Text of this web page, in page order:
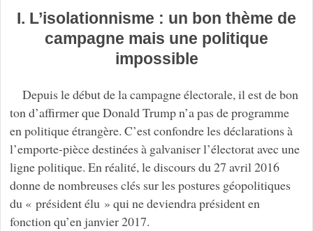
I. L’isolationnisme : un bon thème de
campagne mais une politique
impossible
Depuis le début de la campagne électorale, il est de bon
ton d’affirmer que Donald Trump n’a pas de programme
en politique étrangère. C’est confondre les déclarations à
l’emporte-pièce destinées à galvaniser l’électorat avec une
ligne politique. En réalité, le discours du 27 avril 2016
donne de nombreuses clés sur les postures géopolitiques
du « président élu » qui ne deviendra président en
fonction qu’en janvier 2017.